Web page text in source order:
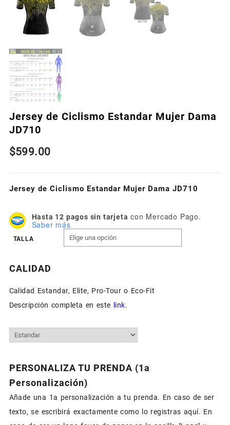
Jersey de Ciclismo Estandar Mujer Dama
JD710
$599.00
Jersey de Ciclismo Estandar Mujer Dama JD710
Hasta 12 pagos sin tarjeta con Mercado Pago.
Saber más
TALLA
CALIDAD
Calidad Estandar, Elite, Pro-Tour o Eco-Fit
Descripción completa en este
link.
PERSONALIZA TU PRENDA (1a
Personalización)
Añade una 1a personalización a tu prenda. En caso de ser
texto, se escribirá exactamente como lo registras aquí. En